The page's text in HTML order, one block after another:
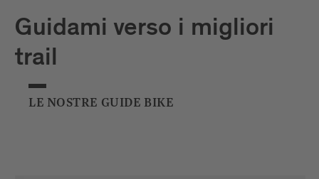
Guidami verso i migliori
trail
LE NOSTRE GUIDE BIKE